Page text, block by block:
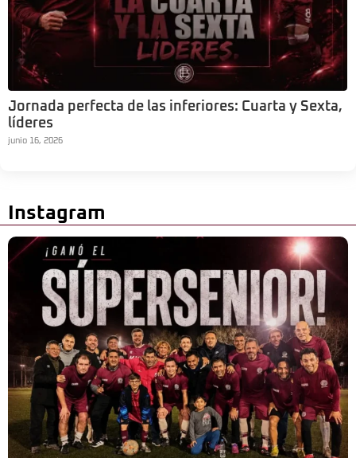
Jornada perfecta de las inferiores: Cuarta y Sexta,
líderes
junio 16, 2026
Instagram